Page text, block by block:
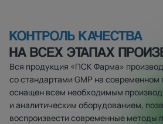
КОНТРОЛЬ КАЧЕСТВА
НА ВСЕХ ЭТАПАХ
Вся продукция «ПСК Фарма»
со стандартами GMP на современном
оснащен всем необходимым
и аналитическим оборудованием,
воспроизвести современные методы